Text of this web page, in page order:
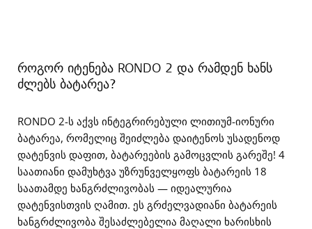
როგორ იტენება RONDO 2 და რამდენ ხანს
ძლებს ბატარეა?
RONDO 2-ს აქვს ინტეგრირებული ლითიუმ-იონური
ბატარეა, რომელიც შეიძლება დაიტენოს უსადენოდ
დატენვის დაფით, ბატარეების გამოცვლის გარეშე! 4
საათიანი დამუხტვა უზრუნველყოფს ბატარეის 18
საათამდე ხანგრძლივობას — იდეალურია
დატენვისთვის ღამით. ეს გრძელვადიანი ბატარეის
ხანგრძლივობა შესაძლებელია მაღალი ხარისხის